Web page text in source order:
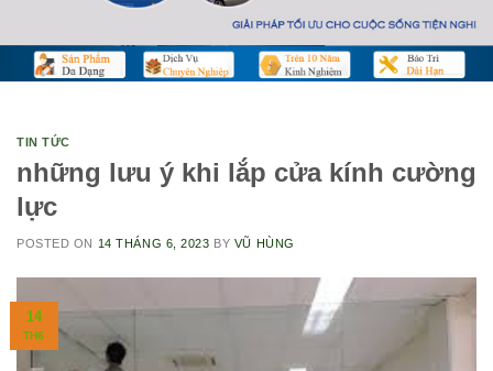
TIN TỨC
những lưu ý khi lắp cửa kính cường
lực
POSTED ON 14 THÁNG 6, 2023 BY VŨ HÙNG
14
TH6